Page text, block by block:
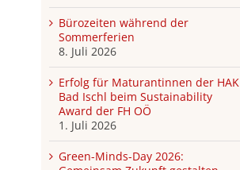
Bürozeiten während der
Sommerferien
8. Juli 2026
Erfolg für Maturantinnen der HAK
Bad Ischl beim Sustainability
Award der FH OÖ
1. Juli 2026
Green-Minds-Day 2026: